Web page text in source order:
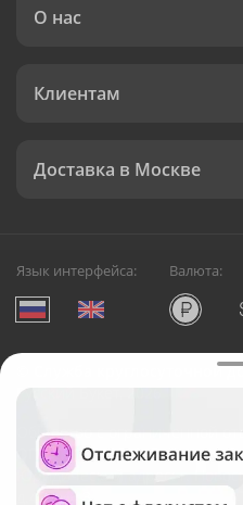
О нас
Клиентам
Доставка в Москве
Язык интерфейса: Валюта:
Служба круглосуточной
Русский Букет, 2026
Общество с ограниченной
ОГРН: 1195476081745, ИНН:
Юридический адрес: г.
д.42, оф. 3